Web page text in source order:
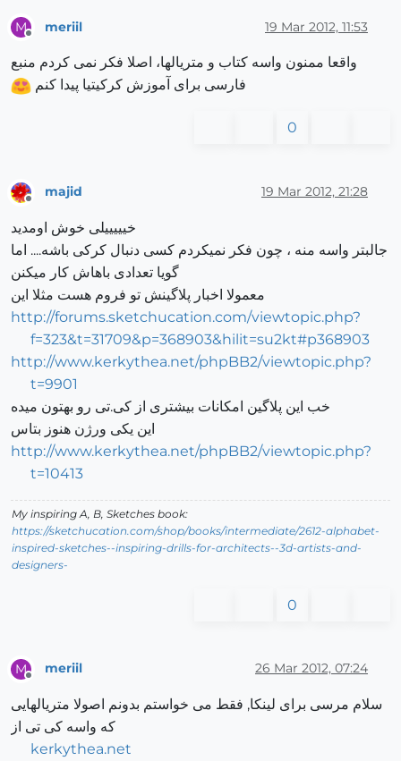
M meriil 19 Mar 2012, 11:53
واقعا ممنون واسه کتاب و متریالها، اصلا فکر نمی کردم منبع
فارسی برای آموزش کرکیتیا پیدا کنم
0
Offline
majid 19 Mar 2012, 21:28
خیییییلی خوش اومدید
جالبتر واسه منه ، چون فکر نمیکردم کسی دنبال کرکی باشه.... اما
گویا تعدادی باهاش کار میکنن
معمولا اخبار پلاگینش تو فروم هست مثلا این
http://forums.sketchucation.com/viewtopic.php?
f=323&t=31709&p=368903&hilit=su2kt#p368903
http://www.kerkythea.net/phpBB2/viewtopic.php?
t=9901
خب این پلاگین امکانات بیشتری از کی.تی رو بهتون میده
این یکی ورژن هنوز بتاس
http://www.kerkythea.net/phpBB2/viewtopic.php?
t=10413
My inspiring A, B, Sketches book:
https://sketchucation.com/shop/books/intermediate/2612-alphabet-
inspired-sketches--inspiring-drills-for-architects--3d-artists-and-
designers-
0
M
Offline
meriil 26 Mar 2012, 07:24
سلام مرسی برای لینکا, فقط می خواستم بدونم اصولا متریالهایی
که واسه کی تی از
kerkythea.net